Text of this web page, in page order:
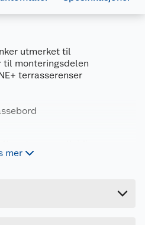
utmerket til
til monteringsdelen
terrasserenser
RAC815 som passer
mer